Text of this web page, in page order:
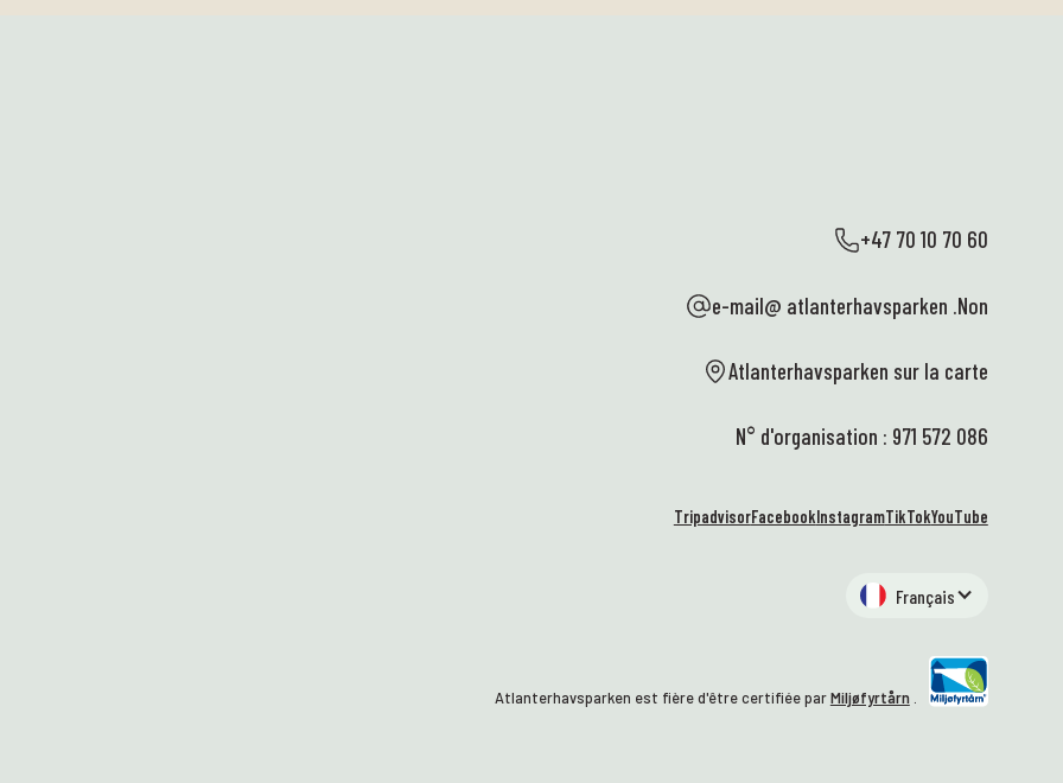
+47 70 10 70 60
e-mail@ atlanterhavsparken .Non
Atlanterhavsparken sur la carte
N° d'organisation : 971 572 086
TripadvisorFacebookInstagramTikTokYouTube
Français
Atlanterhavsparken est fière d'être certifiée parMiljøfyrtårn.